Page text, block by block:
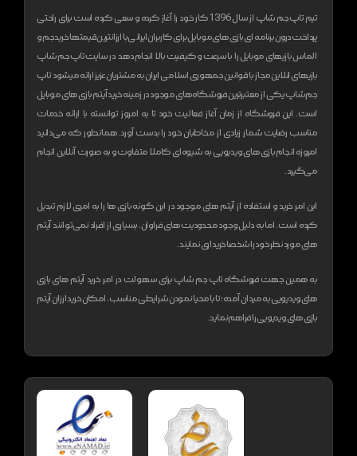
تیم تاپ جم شاپ از سال 1396 کار خود را آغاز کرده و سعی کرده است برای راحتی
پرداخت درون برنامه ای بازی های موبایل برای کاربران ایرانی با ارزانترین قیمتها خرید جم و
الماس بازیهای موبایل را با سرعت و کیفیت بالا انجام دهد در سایت تاپ جم شاپ
بازیهای انلاین مجاز با قوانین جمهوری اسلامی ایران به مشتریان عزیز ارائه میشودتاپ
جم شاپ یکی از معتبر‌ترین فروشگاه های موجود در زمینه خرید آیتم بازی های موبایل
است. این فروشگاه از زمان آغاز فعالیت خود تا به امروز توانسته با ارائه خدمات
مناسب رضایت شمار زیادی از مخاطبان خود را بدست آورد. همانطور که می‌دانید
امروزه انجام بازی های ویدیویی به شیوه‌ای کاملا متفاوت و به صورت آنلاین انجام
می‌گیرد.
این امر خرید و استفاده از آیتم های موجود در این گونه بازی ها را به امری لازم تبدیل
کرده است. اما به دلیل وجود محدودیت های فراوان، بسیاری از افراد نمی‌توانند آیتم
های مورد نظر خود را شخصا خریداری نمایند.
به همین جهت فروشگاه تاپ جم شاپ برای سهولت در امر خرید آیتم های بازی
های ویدیویی به میدان آمده؛ تا با محیا نمودن شرایطی مناسب، امکان خرید ارزان آیتم
بازی های ویدیویی را فراهم نماید.